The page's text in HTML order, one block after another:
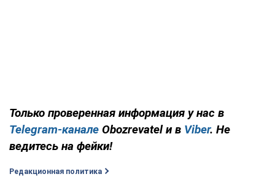
Только проверенная информация у нас в
Telegram-канале Obozrevatel и в Viber. Не
ведитесь на фейки!
Редакционная политика